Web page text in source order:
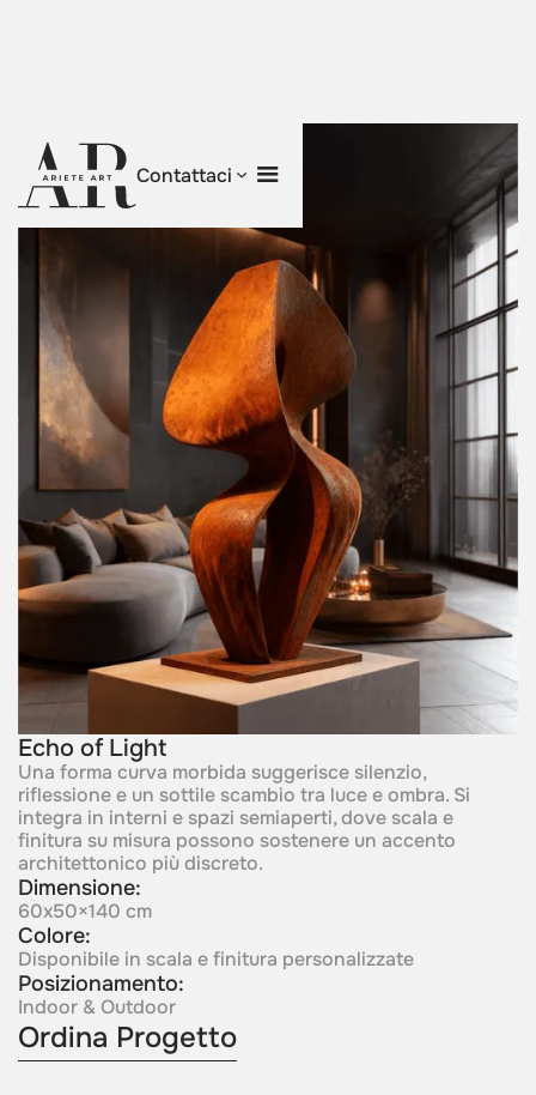
Contattaci
Echo of Light
Una forma curva morbida suggerisce silenzio,
riflessione e un sottile scambio tra luce e ombra. Si
integra in interni e spazi semiaperti, dove scala e
finitura su misura possono sostenere un accento
architettonico più discreto.
Dimensione:
60x50×140 cm
Colore:
Disponibile in scala e finitura personalizzate
Posizionamento:
Indoor & Outdoor
Ordina Progetto